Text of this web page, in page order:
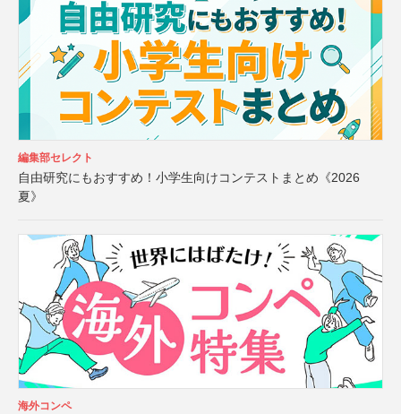
編集部セレクト
自由研究にもおすすめ！小学生向けコンテストまとめ《2026
夏》
海外コンペ